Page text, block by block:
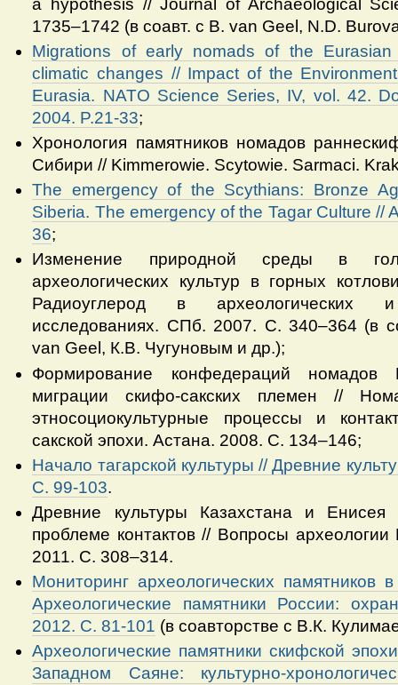
1735–1742 (в соавт. с B. van Geel, N.D.
Migrations of early nomads of the
climatic changes // Impact of the
Eurasia. NATO Science Series, IV, vol. 42.
2004. P.21-33;
Хронология памятников номадов
Сибири // Kimmerowie. Scytowie. Sarmaci.
The emergency of the Scythians: Bronze
Siberia. The emergency of the Tagar Culture //
36;
Изменение природной среды в
археологических культур в горных
Радиоуглерод в археологических и
исследованиях. СПб. 2007. С. 340–364 (в
van Geel, К.В. Чугуновым и др.);
Формирование конфедераций
миграции скифо-сакских племен //
этносоциокультурные процессы и
сакской эпохи. Астана. 2008. С. 134–146;
Начало тагарской культуры // Древние
С. 99-103.
Древние культуры Казахстана и
проблеме контактов // Вопросы
2011. С. 308–314.
Мониторинг археологических памятников
Археологические памятники России:
2012. С. 81-101 (в соавторстве с В.К.
Археологические памятники скифской
Западном Саяне: культурно-